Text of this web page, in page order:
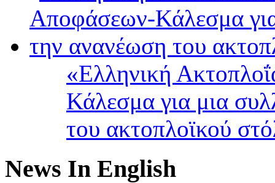
«Ελληνική
Κάλεσμα για μια
του ακτοπλοϊκού
News In English